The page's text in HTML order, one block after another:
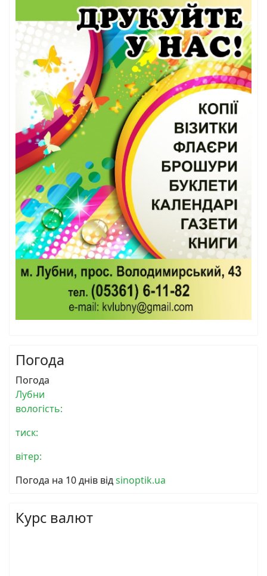
Погода
Погода
Лубни
вологість:
тиск:
вітер:
Погода на 10 днів відsinoptik.ua
Курс валют